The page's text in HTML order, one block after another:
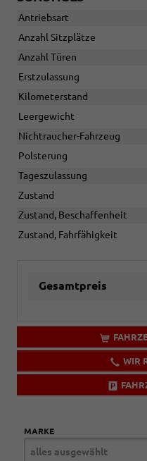
Antriebsart
Anzahl Sitzplätze
Anzahl Türen
Erstzulassung
Kilometerstand
Leergewicht
Nichtraucher-Fahrzeug
Polsterung
Tageszulassung
Zustand
Zustand, Beschaffenheit
Zustand, Fahrfähigkeit
Gesamtpreis
WIR
MARKE
alles ausgewählt